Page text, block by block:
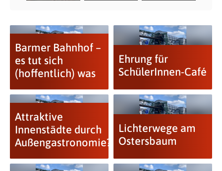
Barmer Bahnhof –
es tut sich
(hoffentlich) was
Ehrung für
SchülerInnen-Café
Attraktive
Innenstädte durch
Außengastronomie?
Lichterwege am
Ostersbaum